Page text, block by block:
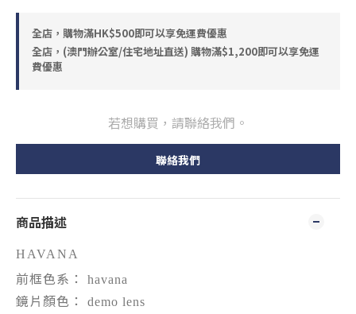
全店，購物滿HK$500即可以享免運費優惠
全店，(澳門辦公室/住宅地址直送) 購物滿$1,200即可以享免運
費優惠
若想購買，請聯絡我們。
聯絡我們
商品描述
HAVANA
前框色系： havana
鏡片顏色： demo lens